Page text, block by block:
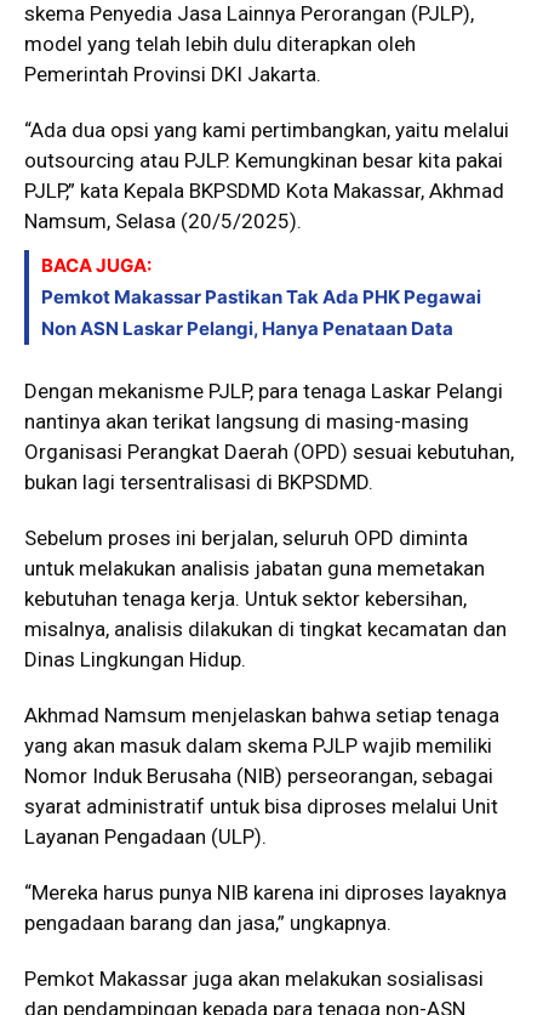
skema Penyedia Jasa Lainnya Perorangan (PJLP),
model yang telah lebih dulu diterapkan oleh
Pemerintah Provinsi DKI Jakarta.
“Ada dua opsi yang kami pertimbangkan, yaitu melalui
outsourcing atau PJLP. Kemungkinan besar kita pakai
PJLP,” kata Kepala BKPSDMD Kota Makassar, Akhmad
Namsum, Selasa (20/5/2025).
BACA JUGA:
Pemkot Makassar Pastikan Tak Ada PHK Pegawai
Non ASN Laskar Pelangi, Hanya Penataan Data
Dengan mekanisme PJLP, para tenaga Laskar Pelangi
nantinya akan terikat langsung di masing-masing
Organisasi Perangkat Daerah (OPD) sesuai kebutuhan,
bukan lagi tersentralisasi di BKPSDMD.
Sebelum proses ini berjalan, seluruh OPD diminta
untuk melakukan analisis jabatan guna memetakan
kebutuhan tenaga kerja. Untuk sektor kebersihan,
misalnya, analisis dilakukan di tingkat kecamatan dan
Dinas Lingkungan Hidup.
Akhmad Namsum menjelaskan bahwa setiap tenaga
yang akan masuk dalam skema PJLP wajib memiliki
Nomor Induk Berusaha (NIB) perseorangan, sebagai
syarat administratif untuk bisa diproses melalui Unit
Layanan Pengadaan (ULP).
“Mereka harus punya NIB karena ini diproses layaknya
pengadaan barang dan jasa,” ungkapnya.
Pemkot Makassar juga akan melakukan sosialisasi
dan pendampingan kepada para tenaga non-ASN